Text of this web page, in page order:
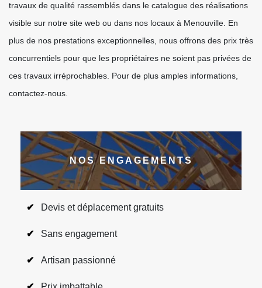
travaux de qualité rassemblés dans le catalogue des réalisations
visible sur notre site web ou dans nos locaux à Menouville. En
plus de nos prestations exceptionnelles, nous offrons des prix très
concurrentiels pour que les propriétaires ne soient pas privées de
ces travaux irréprochables. Pour de plus amples informations,
contactez-nous.
NOS ENGAGEMENTS
Devis et déplacement gratuits
Sans engagement
Artisan passionné